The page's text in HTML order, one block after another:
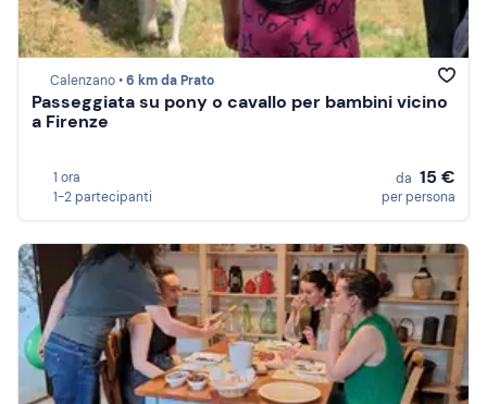
Calenzano •6 km da Prato
Passeggiata su pony o cavallo per bambini vicino
a Firenze
1 ora
1-2 partecipanti
da 15 €
per persona